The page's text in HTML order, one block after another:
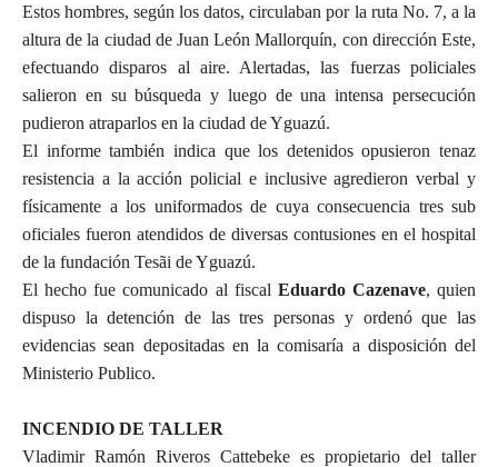
Estos hombres, según los datos, circulaban por la ruta No. 7, a la
altura de la ciudad de Juan León Mallorquín, con dirección Este,
efectuando disparos al aire. Alertadas, las fuerzas policiales
salieron en su búsqueda y luego de una intensa persecución
pudieron atraparlos en la ciudad de Yguazú.
El informe también indica que los detenidos opusieron tenaz
resistencia a la acción policial e inclusive agredieron verbal y
físicamente a los uniformados de cuya consecuencia tres sub
oficiales fueron atendidos de diversas contusiones en el hospital
de la fundación Tesãi de Yguazú.
El hecho fue comunicado al fiscal Eduardo Cazenave, quien
dispuso la detención de las tres personas y ordenó que las
evidencias sean depositadas en la comisaría a disposición del
Ministerio Publico.
INCENDIO DE TALLER
Vladimir Ramón Riveros Cattebeke es propietario del taller